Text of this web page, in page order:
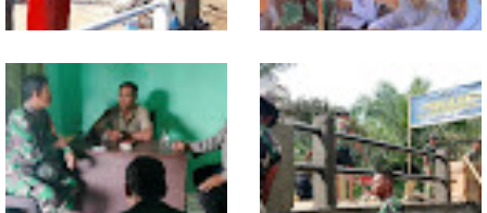
Sentuhan Akhir Jembatan
Garuda Dikebut, Kodim 0118
Optimistis Tepat Waktu
Babinsa Tanamkan Nilai
Pancasila dan Cinta Tanah Air
kepada Siswa SMP